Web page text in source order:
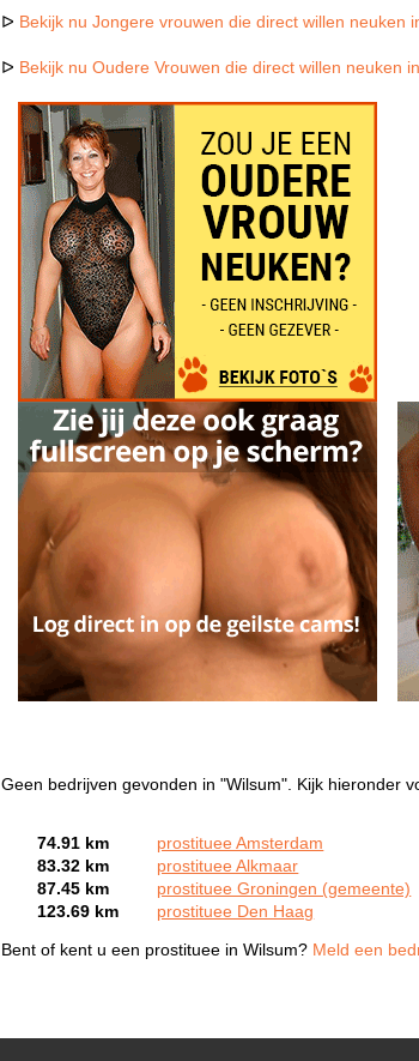
ᐅ Bekijk nu Jongere vrouwen die direct willen neuken
ᐅ Bekijk nu Oudere Vrouwen die direct willen neuken
Geen bedrijven gevonden in "Wilsum". Kijk hieronder
74.91 km
prostituee Amsterdam
83.32 km
prostituee Alkmaar
87.45 km
prostituee Groningen (gemeente)
123.69 km
prostituee Den Haag
Bent of kent u een prostituee in Wilsum? Meld een